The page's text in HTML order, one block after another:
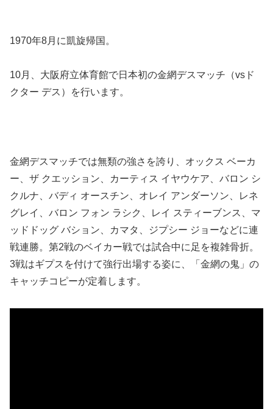
1970年8月に凱旋帰国。
10月、大阪府立体育館で日本初の金網デスマッチ（vsド
クター デス）を行います。
金網デスマッチでは無類の強さを誇り、オックス ベーカ
ー、ザ クエッション、カーティス イヤウケア、バロン シ
クルナ、バディ オースチン、オレイ アンダーソン、レネ
グレイ、バロン フォン ラシク、レイ スティーブンス、マ
ッドドッグ バション、カマタ、ジプシー ジョーなどに連
戦連勝。第2戦のベイカー戦では試合中に足を複雑骨折。
3戦はギプスを付けて強行出場する姿に、「金網の鬼」の
キャッチコピーが定着します。